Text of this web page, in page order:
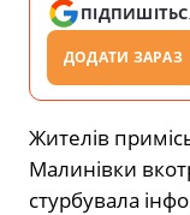
ДОДАТИ ЗАРАЗ
Жителів
Малинівки
стурбувала